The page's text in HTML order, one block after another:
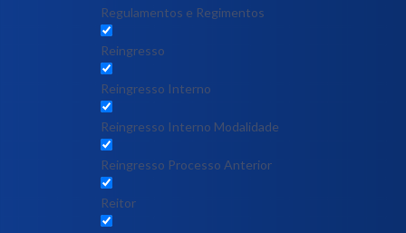
Regulamentos e Regimentos
Reingresso
Reingresso Interno
Reingresso Interno Modalidade
Reingresso Processo Anterior
Reitor